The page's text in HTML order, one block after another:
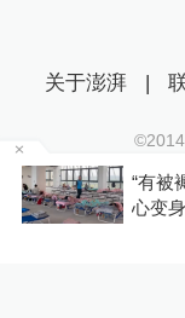
“有被
心变
关于澎湃 |
沪ICP证：
互联网新